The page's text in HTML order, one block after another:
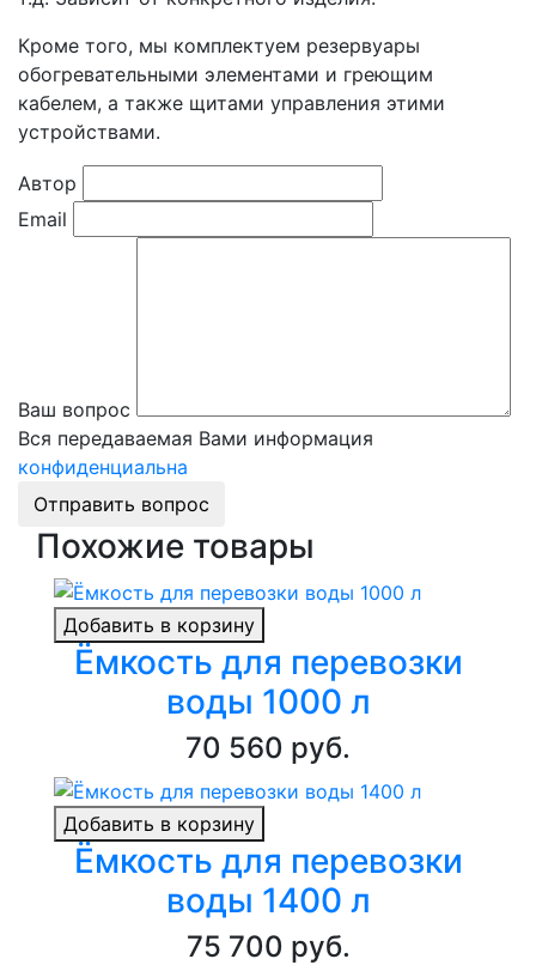
Кроме того, мы комплектуем резервуары
обогревательными элементами и греющим
кабелем, а также щитами управления этими
устройствами.
Автор
Email
Ваш вопрос
Вся передаваемая Вами информация
конфиденциальна
Отправить вопрос
Похожие товары
Добавить в корзину
Ёмкость для перевозки
воды 1000 л
70 560 руб.
Добавить в корзину
Ёмкость для перевозки
воды 1400 л
75 700 руб.